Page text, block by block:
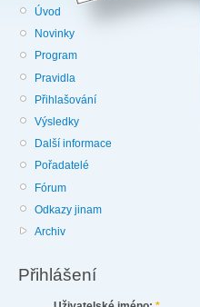
Úvod
Novinky
Program
Pravidla
Přihlašování
Výsledky
Další informace
Pořadatelé
Fórum
Odkazy jinam
Archiv
Přihlášení